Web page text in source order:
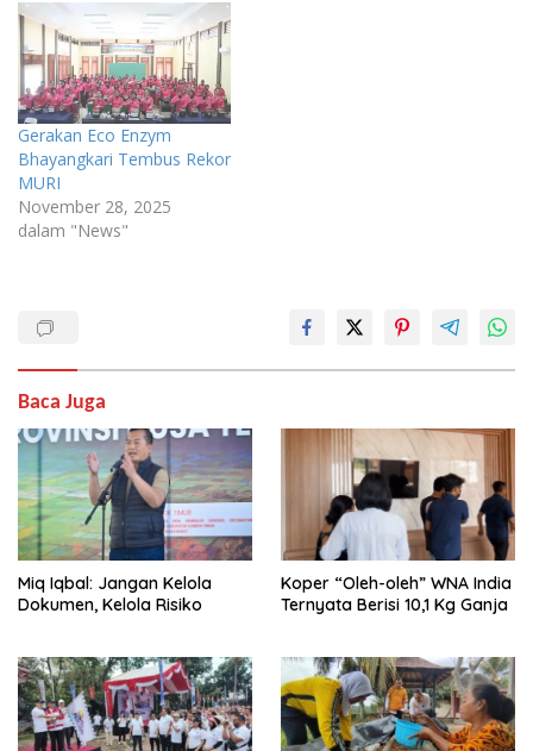
Gerakan Eco Enzym
Bhayangkari Tembus Rekor
MURI
November 28, 2025
dalam "News"
Baca Juga
Miq Iqbal: Jangan Kelola
Dokumen, Kelola Risiko
Koper “Oleh-oleh” WNA India
Ternyata Berisi 10,1 Kg Ganja